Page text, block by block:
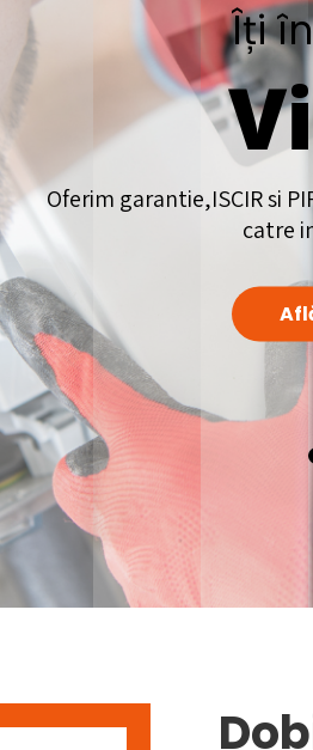
Îți
Oferim garantie,ISCIR si
catre